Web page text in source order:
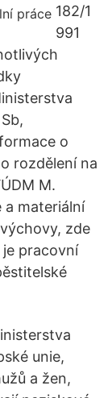
182/1
991
o
rozdělení na
M.
a materiální
zde
pracovní
unie,
a žen,